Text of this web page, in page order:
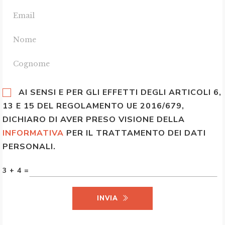
AI SENSI E PER GLI EFFETTI DEGLI ARTICOLI 6,
13 E 15 DEL REGOLAMENTO UE 2016/679,
DICHIARO DI AVER PRESO VISIONE DELLA
INFORMATIVA PER IL TRATTAMENTO DEI DATI
PERSONALI.
3 + 4 =
INVIA